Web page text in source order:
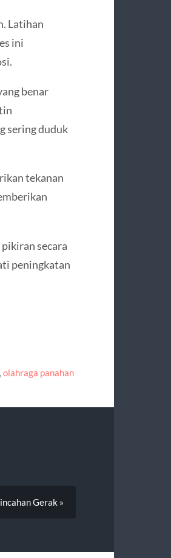
Latihan
ini
benar
sering duduk
tekanan
secara
peningkatan
olahraga panahan
Gerak »